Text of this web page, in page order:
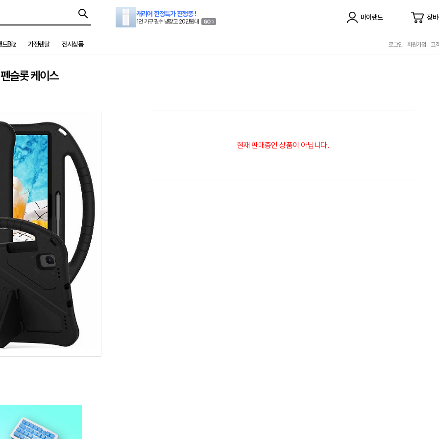
캐리어 한정특가 진행중 !
1인 가구 필수 냉장고 20만원대
마이랜드 장
드Biz 가전렌탈 전시상품 로그인 회원가입 고
슬롯 케이스
현재 판매중인 상품이 아닙니다.